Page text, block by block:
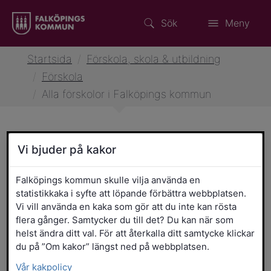
Sök Meny
Startsida
Förskola, skola & utbildning
Förskola
Alla förskolor i Falköpings kommun
Alla förskolor i Falköpings
kommun
I Falköping finns 16 kommunala förskolor. Vi
prioriterar kunskap, trygghet, omsorg och
arbetsro samt valfrihet. Det finns även 10
fristående förskolor som sköter sin egen
Vi bjuder på kakor
Falköpings kommun skulle vilja använda en
statistikkaka i syfte att löpande förbättra webbplatsen.
Vi vill använda en kaka som gör att du inte kan rösta
flera gånger. Samtycker du till det? Du kan när som
helst ändra ditt val. För att återkalla ditt samtycke klickar
du på ”Om kakor” längst ned på webbplatsen.
Vår kakpolicy